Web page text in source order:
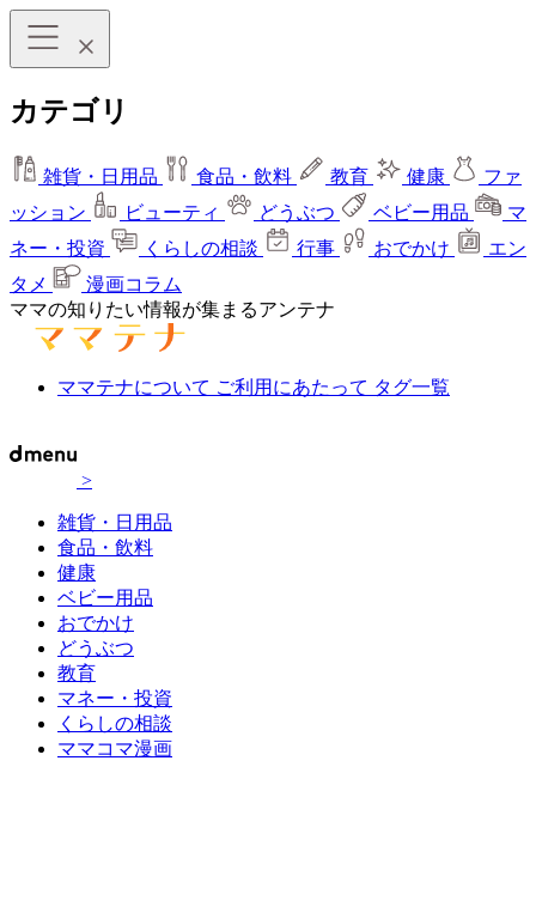
カテゴリ
雑貨・日用品 食品・飲料 教育 健康
ファ
ッション
ビューティ どうぶつ ベビー用品
マ
ネー・投資
くらしの相談 行事 おでかけ
エン
タメ
漫画コラム
ママの知りたい情報が集まるアンテナ
ママテナについて ご利用にあたって タグ一覧
>
雑貨・日用品
食品・飲料
健康
ベビー用品
おでかけ
どうぶつ
教育
マネー・投資
くらしの相談
ママコマ漫画